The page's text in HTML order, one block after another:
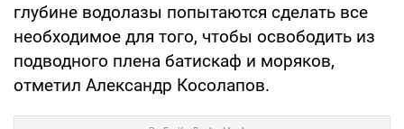
глубине водолазы попытаются сделать все
необходимое для того, чтобы освободить из
подводного плена батискаф и моряков,
отметил Александр Косолапов.